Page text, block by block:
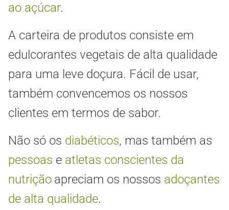
ao açúcar.
A carteira de produtos consiste em
edulcorantes vegetais de alta qualidade
para uma leve doçura. Fácil de usar,
também convencemos os nossos
clientes em termos de sabor.
Não só os diabéticos, mas também as
pessoas e atletas conscientes da
nutrição apreciam os nossos adoçantes
de alta qualidade.